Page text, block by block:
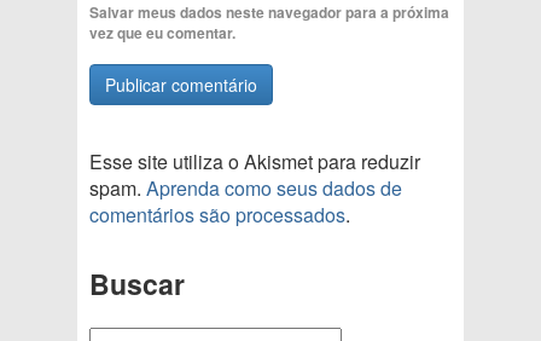
Salvar meus dados neste navegador para a próxima
vez que eu comentar.
Esse site utiliza o Akismet para reduzir
spam. Aprenda como seus dados de
comentários são processados.
Buscar